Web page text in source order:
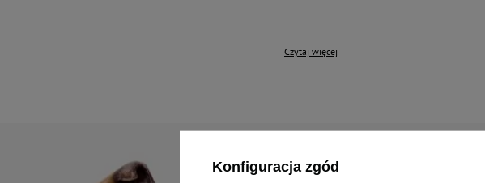
Czytaj więcej
Konfiguracja zgód